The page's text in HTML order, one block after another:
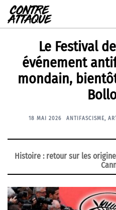
Aller
au
contenu
Le Festival
événement
mondain,
18 MAI 2026 ANTIFASCISME,
Histoire : retour sur les